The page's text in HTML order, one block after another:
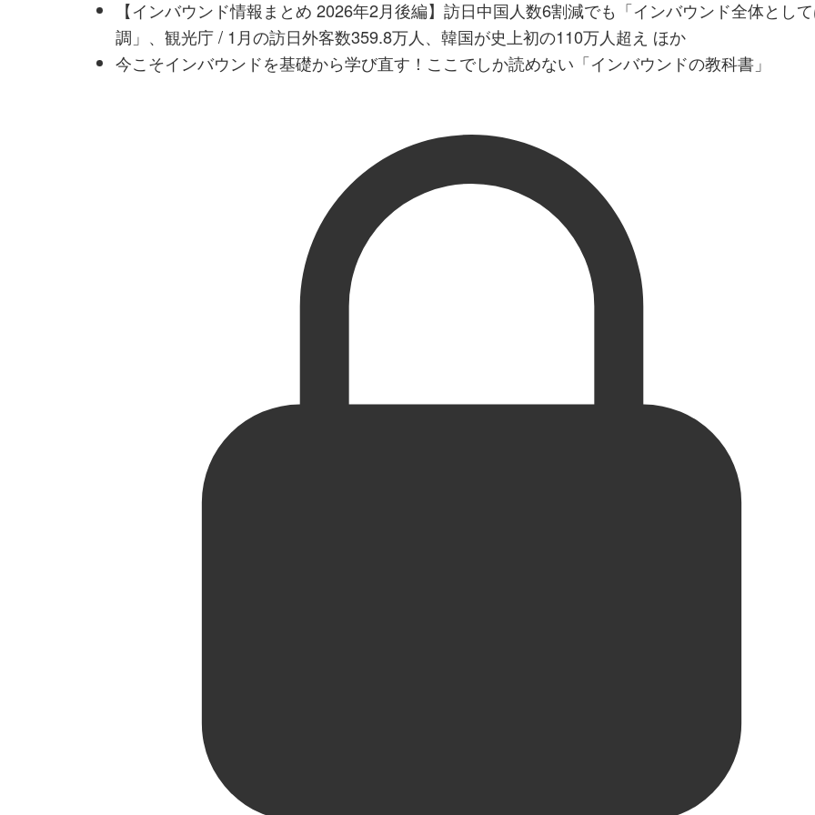
【インバウンド情報まとめ 2026年2月後編】訪日中国人数6割減でも「インバウンド全体とし
調」、観光庁 / 1月の訪日外客数359.8万人、韓国が史上初の110万人超え ほか
今こそインバウンドを基礎から学び直す！ここでしか読めない「インバウンドの教科書」